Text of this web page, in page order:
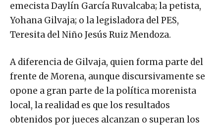
emecista Daylín García Ruvalcaba; la petista,
Yohana Gilvaja; o la legisladora del PES,
Teresita del Niño Jesús Ruiz Mendoza.
A diferencia de Gilvaja, quien forma parte del
frente de Morena, aunque discursivamente se
opone a gran parte de la política morenista
local, la realidad es que los resultados
obtenidos por jueces alcanzan o superan los